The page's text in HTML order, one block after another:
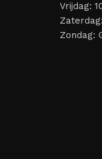
Vrijdag:
Zondag: